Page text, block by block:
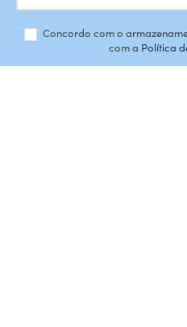
Concordo com o
com a Política